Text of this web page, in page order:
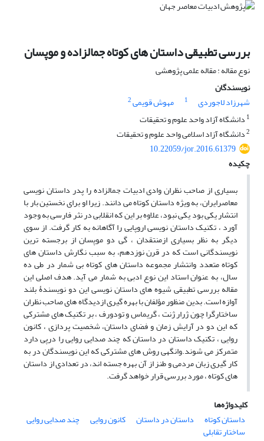
بررسی تطبیقی داستان های کوتاه جمالزاده و موپسان
نوع مقاله : مقاله علمی پژوهشی
نویسندگان
شهرزاد لاجوردی
1 مهوش قویمی2
1 دانشگاه آزاد واحد علوم و تحقیقات
2دانشگاه آزاد اسلامی واحد علوم و تحقیقات
10.22059/jor.2016.61379
چکیده
بسیاری از صاحب نظران وادی ادبیات جمالزاده را پدر داستان نویسی
معاصرایران، به ویژه داستان کوتاه می دانند. زیرا او برای نخستین بار با
انتشار یکی بود یکی نبود، علاوه بر این که انقلابی در نثر فارسی به وجود
آورد ، تکنیک داستان نویسی اروپایی را آگاهانه به کار گرفت. از سوی
دیگر به نظر بسیاری ازمنتقدان ، گی دو موپسان از برجسته ترین
نویسندگانی است که در قرن نوزدهم، به سبب نگارش داستان های
کوتاه متعدد وانتشار مجموعه داستان های کوتاه بی شمار در طی ده
سال، به عنوان استاد این نوع ادبی به شمار می آید. هدف اصلی این
مقاله بررسی تطبیقی شیوه های داستان نویسی این دو نویسندۀ بلند
آوازه است. بدین منظور مؤلفان با بهره گیری ازدیدگاه های صاحب نظران
ساختارگرا چون ژرار ژنت ، گریماس و تودورف ، بر تکنیک های مشترکی
که این دو در آرایش زمان و فضای داستان، شخصیت پردازی ، کانون
روایی ، تکنیک داستان در داستان که چند صدایی روایی را درپی دارد
متمرکز می شوند.وانگهی روش های مشترکی که این نویسندگان در به
کار گیری زبان مردمی و طنز از آن بهره جسته اند، در تعدادی از داستان
های کوتاه ، مورد بررسی قرار خواهد گرفت.
کلیدواژه‌ها
داستان کوتاه
داستان در داستان کانون روایی چند صدایی روایی
ساختار تقابلی